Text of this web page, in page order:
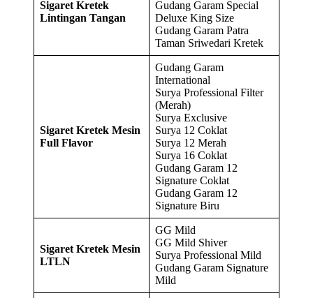
Sigaret Kretek
Lintingan Tangan
Gudang Garam Special
Deluxe King Size
Gudang Garam Patra
Taman Sriwedari Kretek
Sigaret Kretek Mesin
Full Flavor
Gudang Garam
International
Surya Professional Filter
(Merah)
Surya Exclusive
Surya 12 Coklat
Surya 12 Merah
Surya 16 Coklat
Gudang Garam 12
Signature Coklat
Gudang Garam 12
Signature Biru
Sigaret Kretek Mesin
LTLN
GG Mild
GG Mild Shiver
Surya Professional Mild
Gudang Garam Signature
Mild